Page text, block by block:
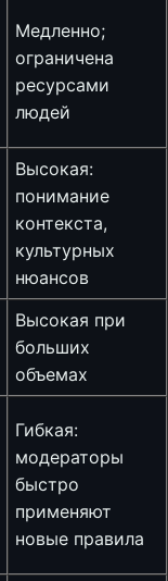
Медленно;
ограничена
ресурсами
людей
Высокая:
понимание
контекста,
культурных
нюансов
Высокая при
больших
объемах
Гибкая:
модераторы
быстро
применяют
новые правила